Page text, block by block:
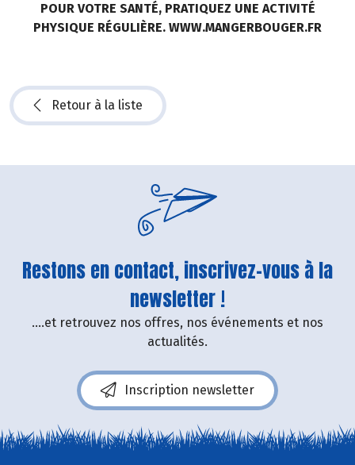
POUR VOTRE SANTÉ, PRATIQUEZ UNE ACTIVITÉ
PHYSIQUE RÉGULIÈRE. WWW.MANGERBOUGER.FR
Retour à la liste
Restons en contact, inscrivez-vous à la
newsletter !
....et retrouvez nos offres, nos événements et nos
actualités.
Inscription newsletter